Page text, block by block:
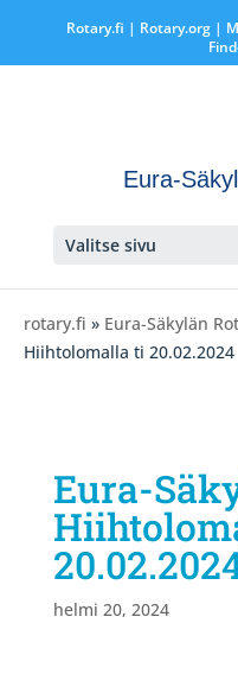
Rotary.fi | Rotary.org|
Eura-
Valitse sivu
rotary.fi » Eura-Säkylän
Hiihtolomalla ti 20.02.2024
Eura-
helmi 20, 2024